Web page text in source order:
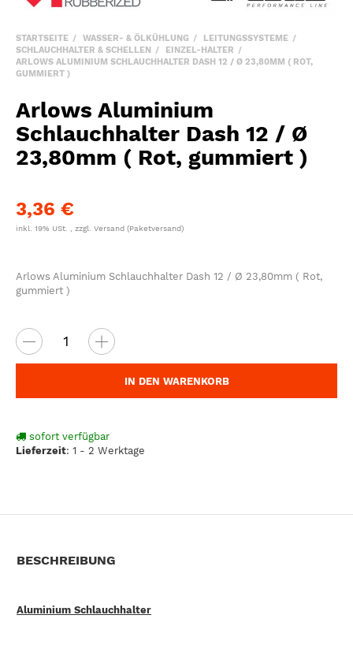
STARTSEITE WASSER- & ÖLKÜHLUNG
LEITUNGSSYSTEME
SCHLAUCHHALTER & SCHELLEN
EINZEL-HALTER
ARLOWS ALUMINIUM SCHLAUCHHALTER DASH 12 / Ø 23,80MM ( ROT,
GUMMIERT )
Arlows Aluminium
Schlauchhalter Dash 12 / Ø
23,80mm ( Rot, gummiert )
3,36 €
inkl. 19% USt. , zzgl. Versand (Paketversand)
Arlows Aluminium Schlauchhalter Dash 12 / Ø 23,80mm ( Rot,
gummiert )
IN DEN WARENKORB
sofort verfügbar
Lieferzeit: 1 - 2 Werktage
BESCHREIBUNG
Aluminium Schlauchhalter